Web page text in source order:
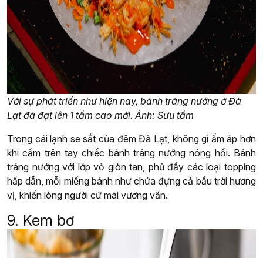
Với sự phát triển như hiện nay, bánh tráng nướng ở Đà
Lạt đã đạt lên 1 tầm cao mới. Ảnh: Sưu tầm
Trong cái lạnh se sắt của đêm Đà Lạt, không gì ấm áp hơn
khi cầm trên tay chiếc bánh tráng nướng nóng hổi. Bánh
tráng nướng với lớp vỏ giòn tan, phủ đầy các loại topping
hấp dẫn, mỗi miếng bánh như chứa đựng cả bầu trời hương
vị, khiến lòng người cứ mãi vương vấn.
9. Kem bơ